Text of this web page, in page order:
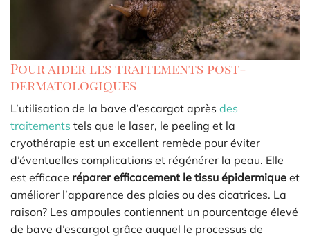
Pour aider les traitements post-
dermatologiques
L’utilisation de la bave d’escargot après des
traitements tels que le laser, le peeling et la
cryothérapie est un excellent remède pour éviter
d’éventuelles complications et régénérer la peau. Elle
est efficace réparer efficacement le tissu épidermique et
améliorer l’apparence des plaies ou des cicatrices. La
raison? Les ampoules contiennent un pourcentage élevé
de bave d’escargot grâce auquel le processus de